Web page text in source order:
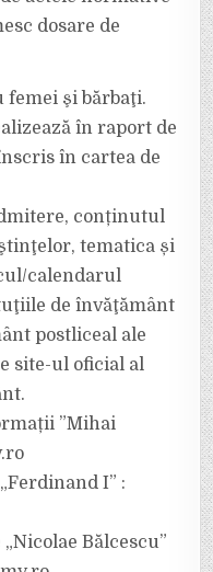
dosare de
şi bărbaţi.
în raport de
în cartea de
conținutul
tematica și
calendarul
de învăţământ
postliceal ale
site-ul oficial al
”Mihai
I” :
Bălcescu”